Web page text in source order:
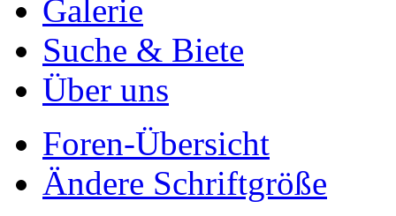
Galerie
Suche & Biete
Über uns
Foren-Übersicht
Ändere Schriftgröße